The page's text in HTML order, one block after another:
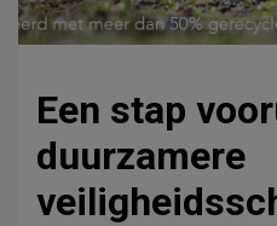
Een stap
duurzamere